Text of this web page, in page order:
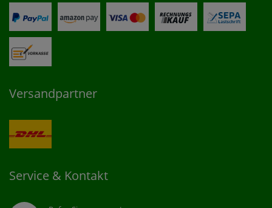
Versandpartner
Service & Kontakt